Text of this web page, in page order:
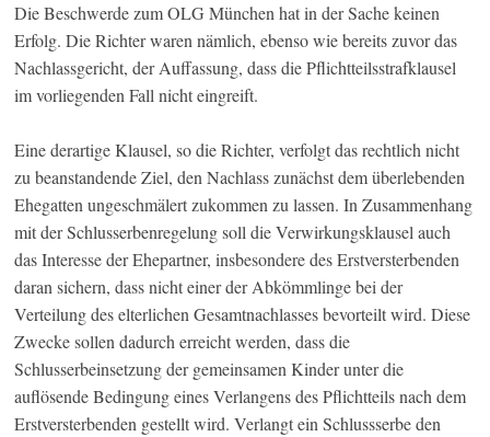
Die Beschwerde zum OLG München hat in der Sache keinen
Erfolg. Die Richter waren nämlich, ebenso wie bereits zuvor das
Nachlassgericht, der Auffassung, dass die Pflichtteilsstrafklausel
im vorliegenden Fall nicht eingreift.
Eine derartige Klausel, so die Richter, verfolgt das rechtlich nicht
zu beanstandende Ziel, den Nachlass zunächst dem überlebenden
Ehegatten ungeschmälert zukommen zu lassen. In Zusammenhang
mit der Schlusserbenregelung soll die Verwirkungsklausel auch
das Interesse der Ehepartner, insbesondere des Erstversterbenden
daran sichern, dass nicht einer der Abkömmlinge bei der
Verteilung des elterlichen Gesamtnachlasses bevorteilt wird. Diese
Zwecke sollen dadurch erreicht werden, dass die
Schlusserbeinsetzung der gemeinsamen Kinder unter die
auflösende Bedingung eines Verlangens des Pflichtteils nach dem
Erstversterbenden gestellt wird. Verlangt ein Schlussserbe den